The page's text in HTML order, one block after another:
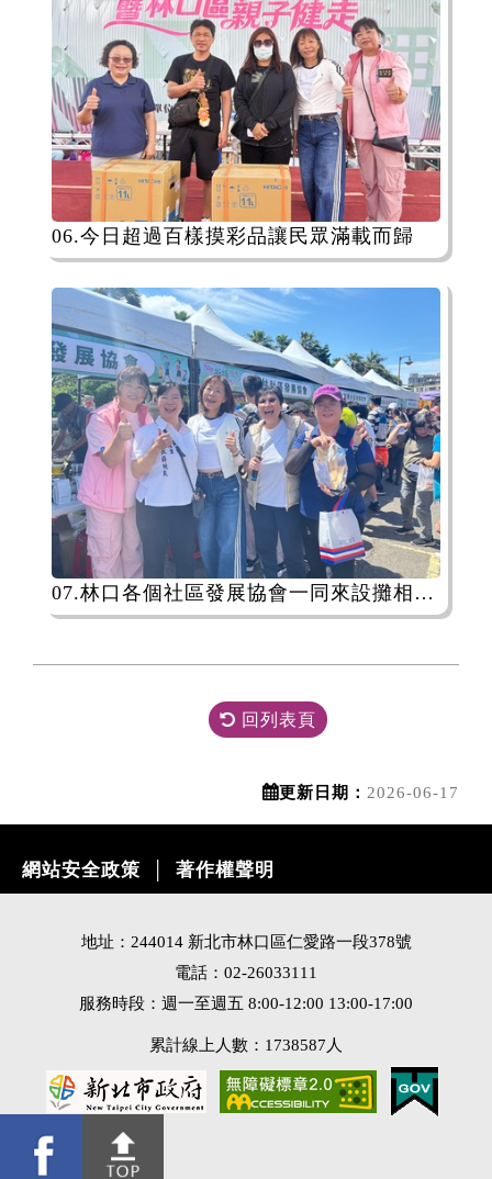
06.今日超過百樣摸彩品讓民眾滿載而歸
07.林口各個社區發展協會一同來設攤相挺祈福健走活動
回列表頁
更新日期： 2026-06-17
網站安全政策 著作權聲明
地址：244014 新北市林口區仁愛路一段378號
電話：02-26033111
服務時段：週一至週五 8:00-12:00 13:00-17:00
累計線上人數：1738587人